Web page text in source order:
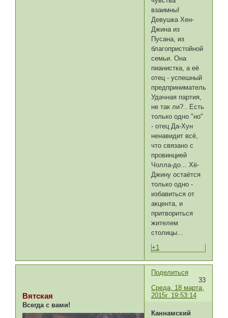
взаимны!
Девушка Хен-
Джина из
Пусана, из
благопристойной
семьи. Она
пианистка, а её
отец - успешный
предприниматель.
Удачная партия,
не так ли?.. Есть
только одно "но"
- отец Да-Хун
ненавидит всё,
что связано с
провинцией
Чолла-до... Хё-
Джину остаётся
только одно -
избавиться от
акцента, и
притвориться
жителем
столицы...
+1
Поделиться
33
Среда, 18 марта,
2015г. 19:53:14
Вятская
Всегда с вами!
Каннамский